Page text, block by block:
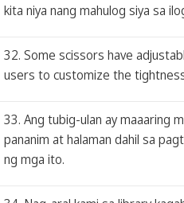
kita niya nang mahulog siya sa
32. Some scissors have
users to customize the
33. Ang tubig-ulan ay maaaring
pananim at halaman dahil sa
ng mga ito.